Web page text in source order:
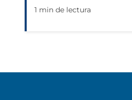
1 min de lectura